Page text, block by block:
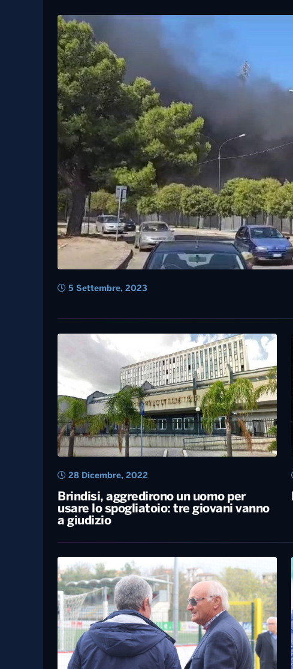
5 Settembre, 2023
Brindisi, aggredirono un uomo per
usare lo spogliatoio: tre giovani vanno
a giudizio
28 Dicembre, 2022